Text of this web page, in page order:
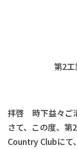
第2
拝啓 時下益々ご
さて、この度、
Country Clubにて